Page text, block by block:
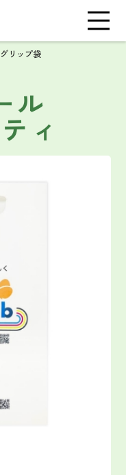
リップ袋
ル
ィ